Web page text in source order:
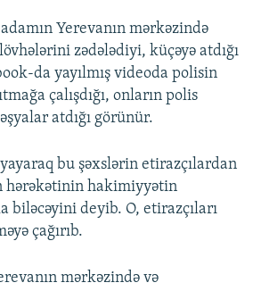
Yerevanın mərkəzində
zədələdiyi, küçəyə atdığı
da yayılmış videoda polisin
çalışdığı, onların polis
atdığı görünür.
bu şəxslərin etirazçılardan
hərəkətinin hakimiyyətin
biləcəyini deyib. O, etirazçıları
çağırıb.
mərkəzində və